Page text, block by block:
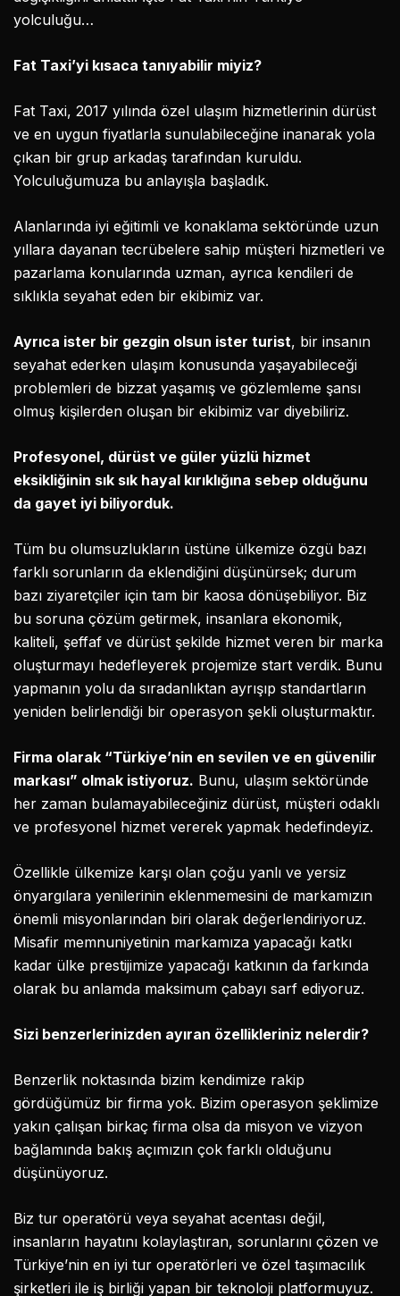
yolculuğu…
Fat Taxi’yi kısaca tanıyabilir miyiz?
Fat Taxi, 2017 yılında özel ulaşım hizmetlerinin dürüst
ve en uygun fiyatlarla sunulabileceğine inanarak yola
çıkan bir grup arkadaş tarafından kuruldu.
Yolculuğumuza bu anlayışla başladık.
Alanlarında iyi eğitimli ve konaklama sektöründe uzun
yıllara dayanan tecrübelere sahip müşteri hizmetleri ve
pazarlama konularında uzman, ayrıca kendileri de
sıklıkla seyahat eden bir ekibimiz var.
Ayrıca ister bir gezgin olsun ister turist, bir insanın
seyahat ederken ulaşım konusunda yaşayabileceği
problemleri de bizzat yaşamış ve gözlemleme şansı
olmuş kişilerden oluşan bir ekibimiz var diyebiliriz.
Profesyonel, dürüst ve güler yüzlü hizmet
eksikliğinin sık sık hayal kırıklığına sebep olduğunu
da gayet iyi biliyorduk.
Tüm bu olumsuzlukların üstüne ülkemize özgü bazı
farklı sorunların da eklendiğini düşünürsek; durum
bazı ziyaretçiler için tam bir kaosa dönüşebiliyor. Biz
bu soruna çözüm getirmek, insanlara ekonomik,
kaliteli, şeffaf ve dürüst şekilde hizmet veren bir marka
oluşturmayı hedefleyerek projemize start verdik. Bunu
yapmanın yolu da sıradanlıktan ayrışıp standartların
yeniden belirlendiği bir operasyon şekli oluşturmaktır.
Firma olarak “Türkiye’nin en sevilen ve en güvenilir
markası” olmak istiyoruz. Bunu, ulaşım sektöründe
her zaman bulamayabileceğiniz dürüst, müşteri odaklı
ve profesyonel hizmet vererek yapmak hedefindeyiz.
Özellikle ülkemize karşı olan çoğu yanlı ve yersiz
önyargılara yenilerinin eklenmemesini de markamızın
önemli misyonlarından biri olarak değerlendiriyoruz.
Misafir memnuniyetinin markamıza yapacağı katkı
kadar ülke prestijimize yapacağı katkının da farkında
olarak bu anlamda maksimum çabayı sarf ediyoruz.
Sizi benzerlerinizden ayıran özellikleriniz nelerdir?
Benzerlik noktasında bizim kendimize rakip
gördüğümüz bir firma yok. Bizim operasyon şeklimize
yakın çalışan birkaç firma olsa da misyon ve vizyon
bağlamında bakış açımızın çok farklı olduğunu
düşünüyoruz.
Biz tur operatörü veya seyahat acentası değil,
insanların hayatını kolaylaştıran, sorunlarını çözen ve
Türkiye’nin en iyi tur operatörleri ve özel taşımacılık
şirketleri ile iş birliği yapan bir teknoloji platformuyuz.